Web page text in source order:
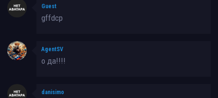
Guest
gffdcp
AgentSV
о да!!!!
danisimo